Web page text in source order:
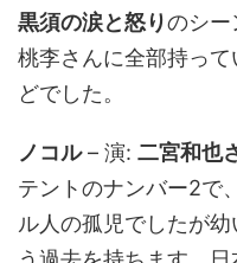
黒須の涙と怒りのシー
桃李さんに全部持っ
どでした。
ノコル– 演: 二宮和也
テントのナンバー2で
ル人の孤児でしたが